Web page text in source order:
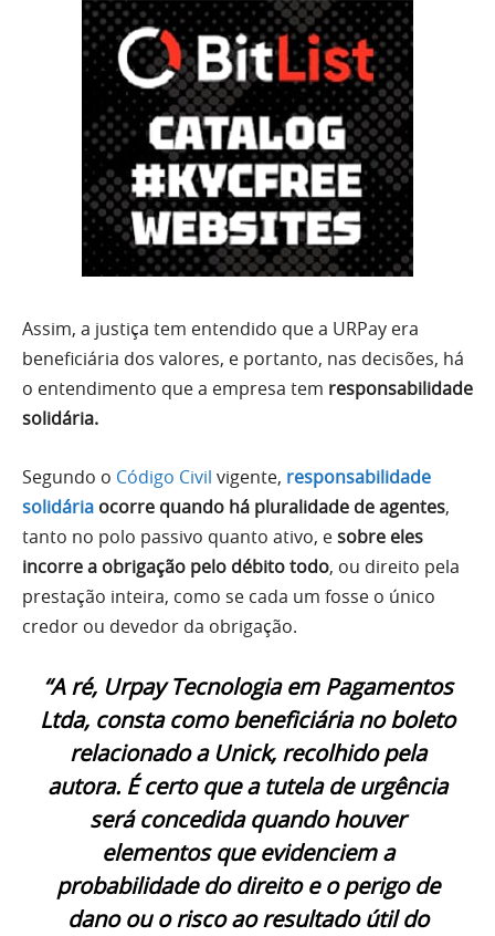
Assim, a justiça tem entendido que a URPay era
beneficiária dos valores, e portanto, nas decisões, há
o entendimento que a empresa tem responsabilidade
solidária.
Segundo o Código Civil vigente, responsabilidade
solidária ocorre quando há pluralidade de agentes,
tanto no polo passivo quanto ativo, esobre eles
incorre a obrigação pelo débito todo, ou direito pela
prestação inteira, como se cada um fosse o único
credor ou devedor da obrigação.
“A ré, Urpay Tecnologia em Pagamentos
Ltda, consta como beneficiária no boleto
relacionado a Unick,recolhido pela
autora. É certo que a tutela de urgência
será concedida quando houver
elementos que evidenciem a
probabilidade do direito e o perigo de
dano ou o risco ao resultado útil do